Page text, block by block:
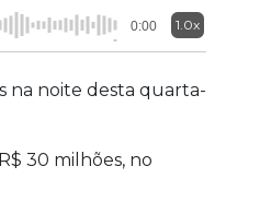
0:00 1.0x
na noite desta quarta-
30 milhões, no